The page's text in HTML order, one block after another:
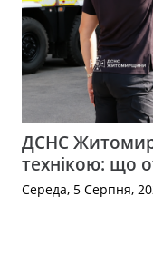
ДСНС
технікою: що
Середа, 5 Серпня,